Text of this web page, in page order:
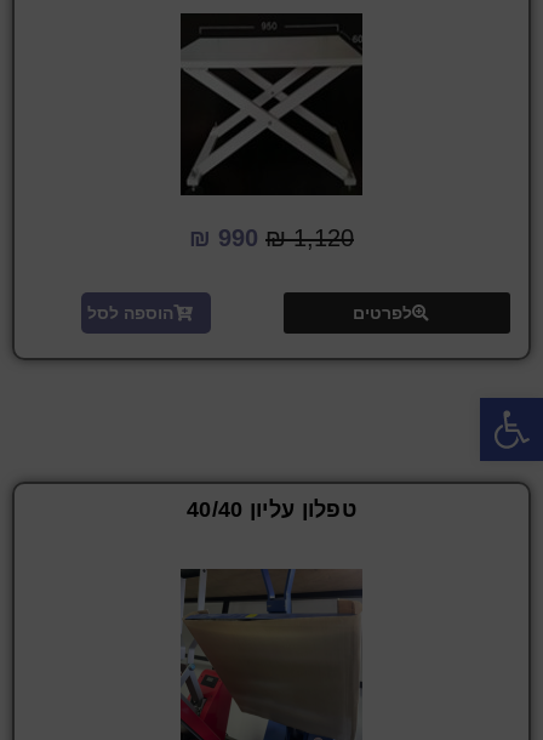
פתח סרגל נגישות
₪1,120
₪ 990
לפרטים הוספה לסל
טפלון עליון 40/40